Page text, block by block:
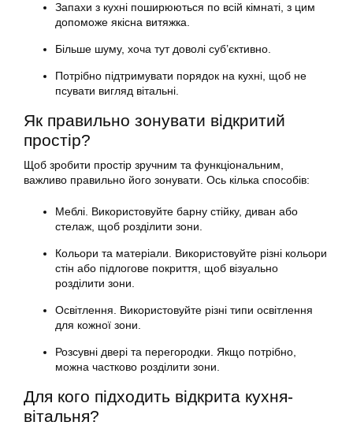
Запахи з кухні поширюються по всій кімнаті, з цим
допоможе якісна витяжка.
Більше шуму, хоча тут доволі суб’єктивно.
Потрібно підтримувати порядок на кухні, щоб не
псувати вигляд вітальні.
Як правильно зонувати відкритий
простір?
Щоб зробити простір зручним та функціональним,
важливо правильно його зонувати. Ось кілька способів:
Меблі. Використовуйте барну стійку, диван або
стелаж, щоб розділити зони.
Кольори та матеріали. Використовуйте різні кольори
стін або підлогове покриття, щоб візуально
розділити зони.
Освітлення. Використовуйте різні типи освітлення
для кожної зони.
Розсувні двері та перегородки. Якщо потрібно,
можна частково розділити зони.
Для кого підходить відкрита кухня-
вітальня?